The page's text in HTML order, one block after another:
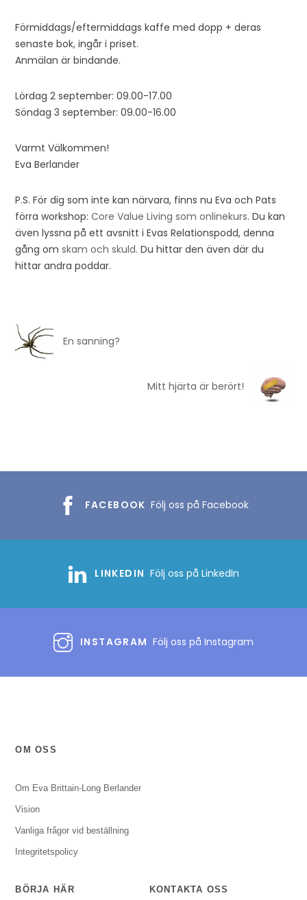
Förmiddags/eftermiddags kaffe med dopp + deras
senaste bok, ingår i priset.
Anmälan är bindande.
Lördag 2 september: 09.00-17.00
Söndag 3 september: 09.00-16.00
Varmt Välkommen!
Eva Berlander
P.S. För dig som inte kan närvara, finns nu Eva och Pats
förra workshop:Core Value Living som onlinekurs. Du kan
även lyssna på ett avsnitt i Evas Relationspodd, denna
gång omskam och skuld. Du hittar den även där du
hittar andra poddar.
En sanning?
Mitt hjärta är berört!
FACEBOOK Följ oss på Facebook
LINKEDIN Följ oss på LinkedIn
INSTAGRAM Följ oss på Instagram
OM OSS
Om Eva Brittain-Long Berlander
Vision
Vanliga frågor vid beställning
Integritetspolicy
BÖRJA HÄR KONTAKTA OSS